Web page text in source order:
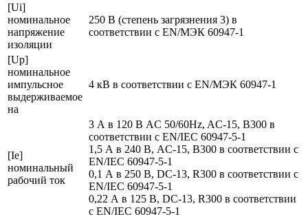
[Ui]
номинальное
напряжение
изоляции
250 В (степень загрязнения 3) в
соответствии с EN/МЭК 60947-1
[Up]
номинальное
импульсное
выдерживаемое
на
4 кВ в соответствии с EN/МЭК 60947-1
[Ie]
номинальный
рабочий ток
3 А в 120 В AC 50/60Hz, AC-15, B300 в
соответствии с EN/IEC 60947-5-1
1,5 А в 240 В, AC-15, B300 в соответствии с
EN/IEC 60947-5-1
0,1 А в 250 В, DC-13, R300 в соответствии с
EN/IEC 60947-5-1
0,22 А в 125 В, DC-13, R300 в соответствии
с EN/IEC 60947-5-1